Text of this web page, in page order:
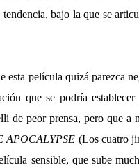
bajo la que se
esta película quizá parezca
que se podría
de peor prensa, pero que a
APOCALYPSE (Los cuatro
sensible, que sube